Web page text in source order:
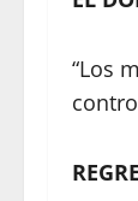
“Los